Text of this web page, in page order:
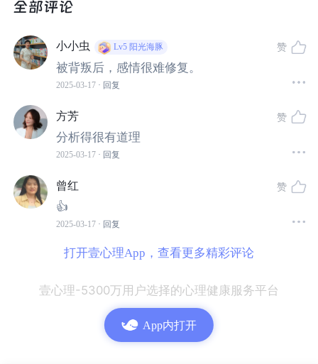
你是要选择留在这段关系中并努力维持它，还是与背叛你
的人分道扬镳结束这段关系？
当然，在做出这个决定时，你需要考虑许多不同的因素：
你结婚了吗？
你有孩子吗？
这位不忠的人是否处在非同寻常的压力下并且做事不符
合他或者她的性格？
你有经济上的理由维持这段关系吗？
中的细节。
但最终，有一个事实是无法改变的——
你的伴侣辜负了你
小小虫 Lv5 阳光海豚
被背叛后，感情很难修复。
2025-03-17 · 回复
赞
方芳
分析得很有道理
2025-03-17 · 回复
赞
曾红
👍
2025-03-17 · 回复
赞
打开壹心理App，查看更多精彩评论
壹心理-5300万用户选择的心理健康服务平台
App内打开